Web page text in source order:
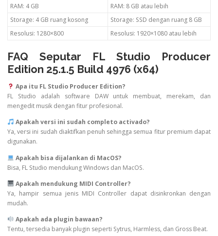
RAM: 4 GB
RAM: 8 GB atau lebih
Storage: 4 GB ruang kosong
Storage: SSD dengan ruang 8 GB
Resolusi: 1280×800
Resolusi: 1920×1080 atau lebih
FAQ Seputar FL Studio Producer
Edition 25.1.5 Build 4976 (x64)
Apa itu FL Studio Producer Edition?
FL Studio adalah software DAW untuk membuat, merekam, dan
mengedit musik dengan fitur profesional.
Apakah versi ini sudah completo activado?
Ya, versi ini sudah diaktifkan penuh sehingga semua fitur premium dapat
digunakan.
Apakah bisa dijalankan di MacOS?
Bisa, FL Studio mendukung Windows dan MacOS.
Apakah mendukung MIDI Controller?
Ya, hampir semua jenis MIDI Controller dapat disinkronkan dengan
mudah.
Apakah ada plugin bawaan?
Tentu, tersedia banyak plugin seperti Sytrus, Harmless, dan Gross Beat.